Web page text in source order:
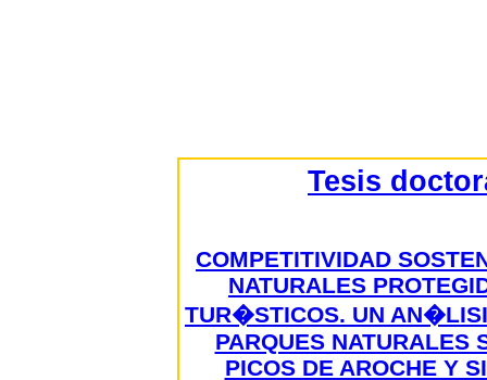
Tesis
COMPETITIVIDAD
NATURALES
TUR�STICOS. UN
PARQUES NATURALES
PICOS DE AROCHE Y